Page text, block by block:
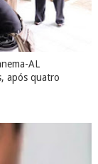
AL
após quatro